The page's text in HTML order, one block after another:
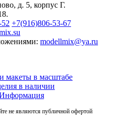
д. 5, корпус Г.
+7(916)806-53-67
modellmix@ya.ru
макеты в масштабе
в наличии
не являются публичной офертой